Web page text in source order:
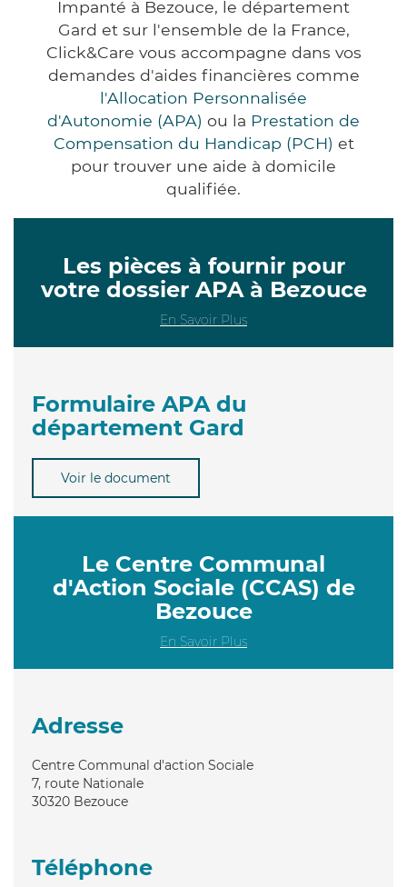
Impanté à Bezouce, le département
Gard et sur l'ensemble de la France,
Click&Care vous accompagne dans vos
demandes d'aides financières comme
l'Allocation Personnalisée
d'Autonomie (APA) ou la Prestation de
Compensation du Handicap (PCH) et
pour trouver une aide à domicile
qualifiée.
Les pièces à fournir pour
votre dossier APA à Bezouce
En Savoir Plus
Formulaire APA du
département Gard
Voir le document
Le Centre Communal
d'Action Sociale (CCAS) de
Bezouce
En Savoir Plus
Adresse
Centre Communal d'action Sociale
7, route Nationale
30320 Bezouce
Téléphone